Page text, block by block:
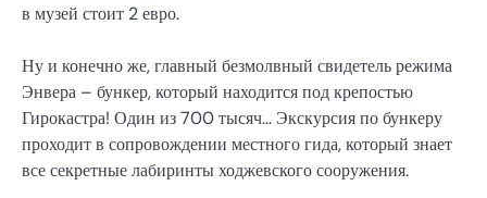
в музей стоит 2 евро.
Ну и конечно же, главный безмолвный свидетель режима
Энвера – бункер, который находится под крепостью
Гирокастра! Один из 700 тысяч… Экскурсия по бункеру
проходит в сопровождении местного гида, который знает
все секретные лабиринты ходжевского сооружения.